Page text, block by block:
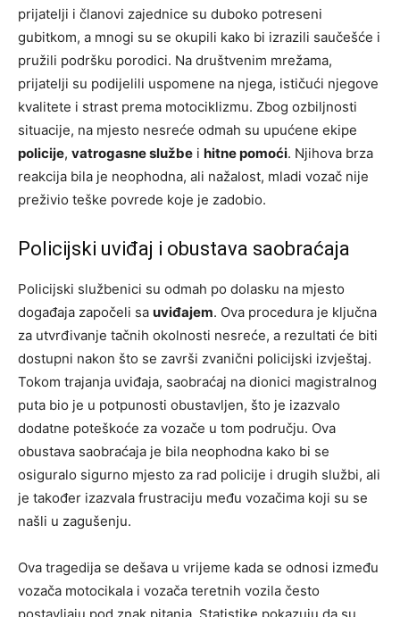
prijatelji i članovi zajednice su duboko potreseni
gubitkom, a mnogi su se okupili kako bi izrazili saučešće i
pružili podršku porodici. Na društvenim mrežama,
prijatelji su podijelili uspomene na njega, ističući njegove
kvalitete i strast prema motociklizmu. Zbog ozbiljnosti
situacije, na mjesto nesreće odmah su upućene ekipe
policije, vatrogasne službe i hitne pomoći. Njihova brza
reakcija bila je neophodna, ali nažalost, mladi vozač nije
preživio teške povrede koje je zadobio.
Policijski uviđaj i obustava saobraćaja
Policijski službenici su odmah po dolasku na mjesto
događaja započeli sa uviđajem. Ova procedura je ključna
za utvrđivanje tačnih okolnosti nesreće, a rezultati će biti
dostupni nakon što se završi zvanični policijski izvještaj.
Tokom trajanja uviđaja, saobraćaj na dionici magistralnog
puta bio je u potpunosti obustavljen, što je izazvalo
dodatne poteškoće za vozače u tom području. Ova
obustava saobraćaja je bila neophodna kako bi se
osiguralo sigurno mjesto za rad policije i drugih službi, ali
je također izazvala frustraciju među vozačima koji su se
našli u zagušenju.
Ova tragedija se dešava u vrijeme kada se odnosi između
vozača motocikala i vozača teretnih vozila često